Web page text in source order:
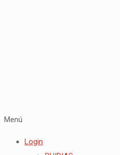
Menú
Login